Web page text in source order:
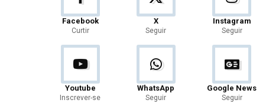
Facebook
Curtir
X
Seguir
Instagram
Seguir
Youtube
Inscrever-se
WhatsApp
Seguir
Google News
Seguir